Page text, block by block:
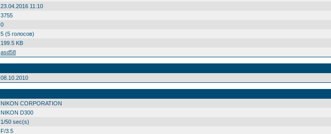
23.04.2016 11:10
3755
0
5 (5 голосов)
199.5 KB
asd58
08.10.2010
NIKON CORPORATION
NIKON D300
1/50 sec(s)
F/3.5